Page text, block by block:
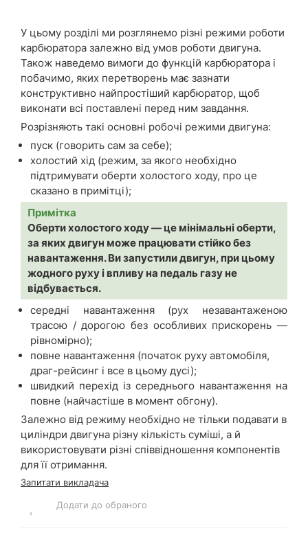
У цьому розділі ми розглянемо різні режими роботи
карбюратора залежно від умов роботи двигуна.
Також наведемо вимоги до функцій карбюратора і
побачимо, яких перетворень має зазнати
конструктивно найпростіший карбюратор, щоб
виконати всі поставлені перед ним завдання.
Розрізняють такі основні робочі режими двигуна:
пуск (говорить сам за себе);
холостий хід (режим, за якого необхідно
підтримувати оберти холостого ходу, про це
сказано в примітці);
Примітка
Оберти холостого ходу — це мінімальні оберти,
за яких двигун може працювати стійко без
навантаження. Ви запустили двигун, при цьому
жодного руху і впливу на педаль газу не
відбувається.
середні навантаження (рух незавантаженою
трасою / дорогою без особливих прискорень —
рівномірно);
повне навантаження (початок руху автомобіля,
драг-рейсинг і все в цьому дусі);
швидкий перехід із середнього навантаження на
повне (найчастіше в момент обгону).
Залежно від режиму необхідно не тільки подавати в
циліндри двигуна різну кількість суміші, а й
використовувати різні співвідношення компонентів
для її отримання.
Запитати викладача
Додати до обраного